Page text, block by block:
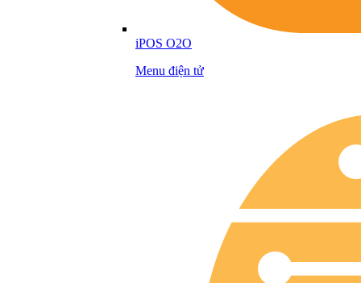
iPOS O2O
Menu điện tử